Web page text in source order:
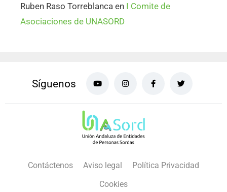
Ruben Raso Torreblanca en I Comite de
Asociaciones de UNASORD
Síguenos
Contáctenos Aviso legal
Política Privacidad
Cookies